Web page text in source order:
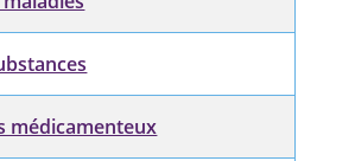
médicamenteux